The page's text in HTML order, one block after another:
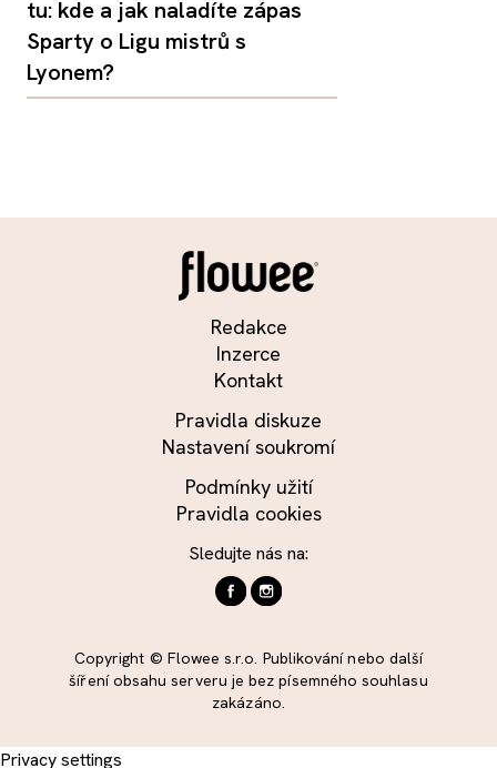
tu: kde a jak naladíte zápas
Sparty o Ligu mistrů s
Lyonem?
Redakce
Inzerce
Kontakt
Pravidla diskuze
Nastavení soukromí
Podmínky užití
Pravidla cookies
Sledujte nás na:
Copyright © Flowee s.r.o. Publikování nebo další
šíření obsahu serveru je bez písemného souhlasu
zakázáno.
Privacy settings